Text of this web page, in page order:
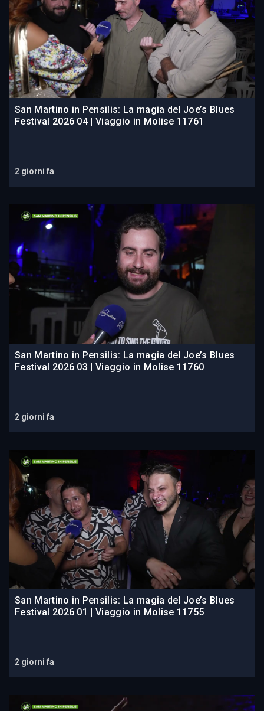
San Martino in Pensilis: La magia del Joe’s Blues
Festival 2026 04 | Viaggio in Molise 11761
2 giorni fa
San Martino in Pensilis: La magia del Joe’s Blues
Festival 2026 03 | Viaggio in Molise 11760
2 giorni fa
San Martino in Pensilis: La magia del Joe’s Blues
Festival 2026 01 | Viaggio in Molise 11755
2 giorni fa